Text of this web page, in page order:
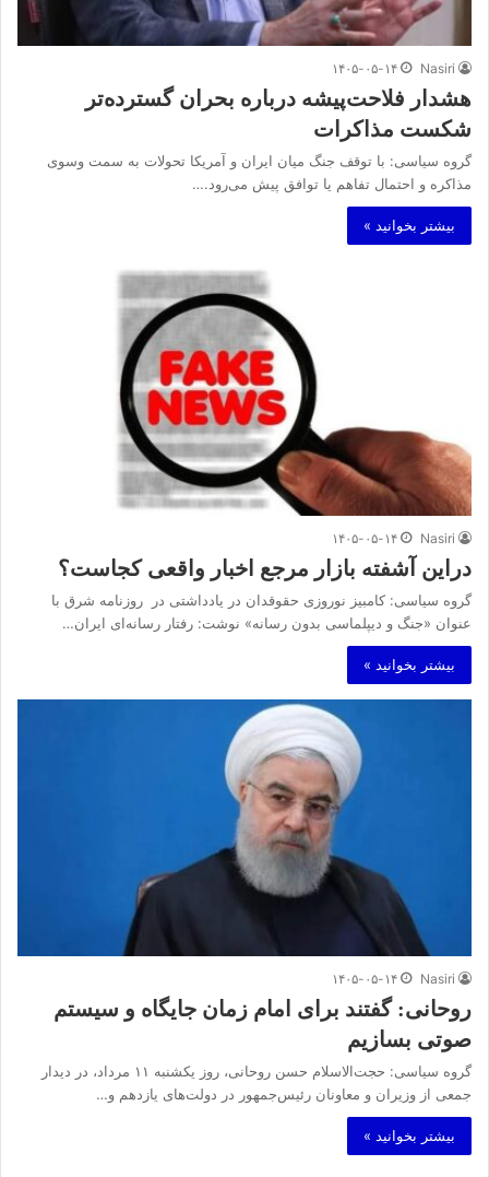
Nasiri ۱۴۰۵-۰۵-۱۴
هشدار فلاحت‌پیشه درباره بحران گسترده‌تر
شکست مذاکرات
گروه سیاسی: با توقف جنگ میان ایران و آمریکا تحولات به سمت وسوی
مذاکره و احتمال تفاهم یا توافق پیش می‌رود.…
بیشتر بخوانید »
Nasiri ۱۴۰۵-۰۵-۱۴
دراین آشفته بازار مرجع اخبار واقعی کجاست؟
گروه سیاسی: کامبیز نوروزی حقوقدان در یادداشتی در روزنامه شرق با
عنوان «جنگ و دیپلماسی بدون رسانه» نوشت: رفتار رسانه‌ای ایران…
بیشتر بخوانید »
Nasiri ۱۴۰۵-۰۵-۱۴
روحانی: گفتند برای امام زمان جایگاه و سیستم
صوتی بسازیم
گروه سیاسی: حجت‌الاسلام‌ حسن روحانی، روز یکشنبه ۱۱ مرداد، در دیدار
جمعی از وزیران و معاونان رئیس‌جمهور در دولت‌های یازدهم و…
بیشتر بخوانید »